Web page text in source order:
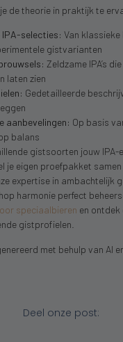
de theorie in praktijk te
IPA-selecties: Van
gistvarianten
Zeldzame IPA’s
laten zien
Gedetailleerde
aanbevelingen: Op basis
balans
gistsoorten jouw IPA-
je eigen proefpakket
expertise in ambachtelijk
harmonie perfect
speciaalbieren en
gistprofielen.
met behulp van AI
Deel onze post: